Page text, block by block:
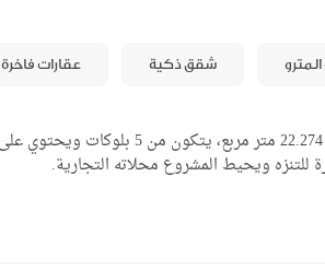
عقارات فاخرة شقق ذكية
ويحيط المشروع محلاته التجارية.